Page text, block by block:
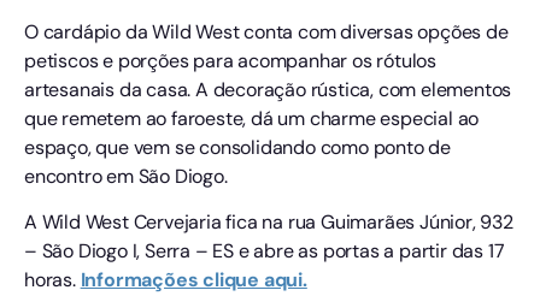
O cardápio da Wild West conta com diversas opções de
petiscos e porções para acompanhar os rótulos
artesanais da casa. A decoração rústica, com elementos
que remetem ao faroeste, dá um charme especial ao
espaço, que vem se consolidando como ponto de
encontro em São Diogo.
A Wild West Cervejaria fica na rua Guimarães Júnior, 932
– São Diogo I, Serra – ES e abre as portas a partir das 17
horas. Informações clique aqui.